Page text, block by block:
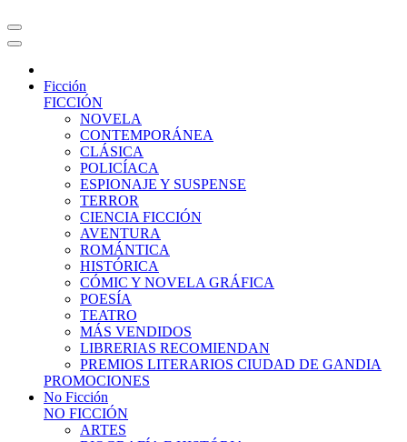
Ficción
FICCIÓN
NOVELA
CONTEMPORÁNEA
CLÁSICA
POLICÍACA
ESPIONAJE Y SUSPENSE
TERROR
CIENCIA FICCIÓN
AVENTURA
ROMÁNTICA
HISTÓRICA
CÓMIC Y NOVELA GRÁFICA
POESÍA
TEATRO
MÁS VENDIDOS
LIBRERIAS RECOMIENDAN
PREMIOS LITERARIOS CIUDAD DE GANDIA
PROMOCIONES
No Ficción
NO FICCIÓN
ARTES